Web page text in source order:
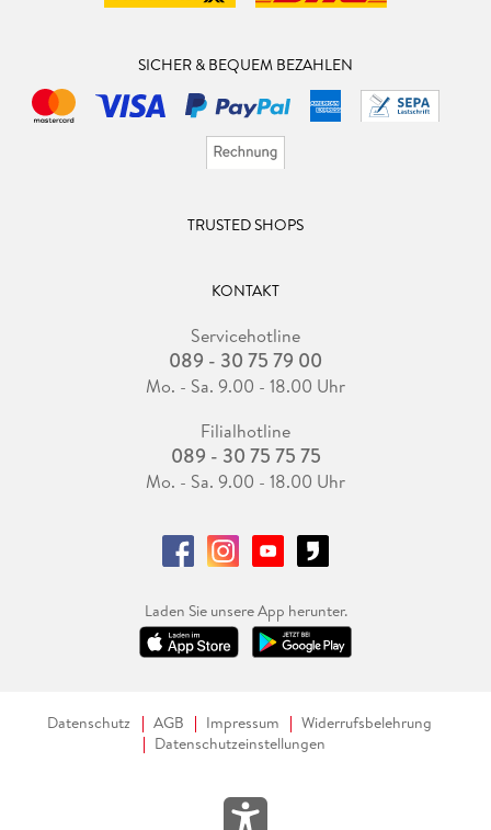
SICHER & BEQUEM BEZAHLEN
TRUSTED SHOPS
KONTAKT
Servicehotline
089 - 30 75 79 00
Mo. - Sa. 9.00 - 18.00 Uhr
Filialhotline
089 - 30 75 75 75
Mo. - Sa. 9.00 - 18.00 Uhr
Laden Sie unsere App herunter.
Datenschutz AGB Impressum
Widerrufsbelehrung
Datenschutzeinstellungen